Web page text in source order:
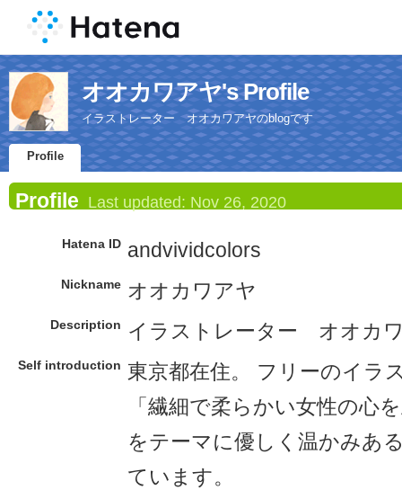
オオカワアヤ's Profile
イラストレーター オオカワアヤのblogです
Profile
Profile Last updated: Nov 26, 2020
Hatena ID andvividcolors
Nickname オオカワアヤ
Description イラストレーター オオカ
Self introduction 東京都在住。 フリーのイラ
「繊細で柔らかい女性の心
をテーマに優しく温かみあ
ています。